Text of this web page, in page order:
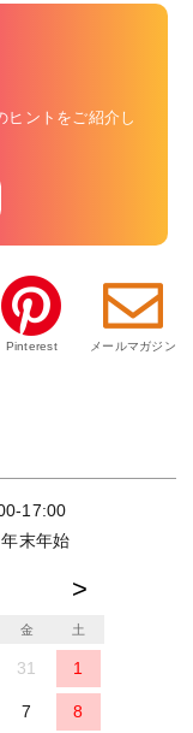
ヒントをご紹介し
Pinterest メールマガジン
17:00
末年始
金 土
31 1
7 8